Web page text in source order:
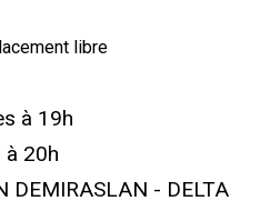
libre
à 19h
à 20h
DEMIRASLAN - DELTA